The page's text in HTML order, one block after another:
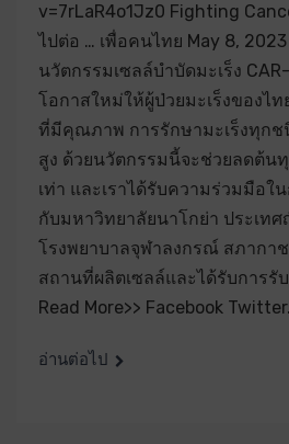
v=7rLaR4o1Jz0 Fighting
ไปต่อ … เพื่อคนไทย May 8,
นวัตกรรมเซลล์บำบัดมะเร็ง
โอกาสใหม่ให้ผู้ป่วยมะเร็งของไท
ที่มีคุณภาพ การรักษามะเร็งทุก
สูง ด้วยนวัตกรรมนี้จะช่วยลดต้น
เท่า และเราได้รับความร่วมมือใ
กับมหาวิทยาลัยนาโกย่า ประเท
โรงพยาบาลจุฬาลงกรณ์ สภากา
สถานที่ผลิตเซลล์และได้รับการรั
Read More>> Facebook
อ่านต่อไป